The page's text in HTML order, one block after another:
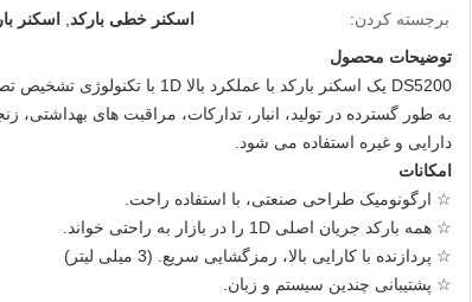
برجسته کردن: اسکنر خطی بارکد
اسکنر
توضیحات محصول
DS5200 یک اسکنر بارکد با عملکرد بالا 1D با تکنولوژی تشخیص تصویر CCD است.
به طور گسترده در تولید، انبار، تدارکات، مراقبت های
دارایی و غیره استفاده می شود.
امکانات
☆ ارگونومیک طراحی صنعتی، با استفاده راحت.
☆ همه بارکد جریان اصلی 1D را در بازار به راحتی خواند.
☆ پردازنده با کارایی بالا، رمزگشایی سریع.
(3 میلی لیتر)
☆ پشتیبانی چندین سیستم و زبان.